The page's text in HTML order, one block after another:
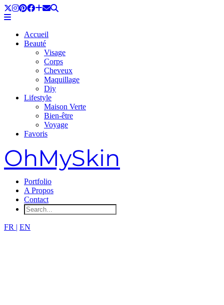
Accueil
Beauté
Visage
Corps
Cheveux
Maquillage
Diy
Lifestyle
Maison Verte
Bien-être
Voyage
Favoris
OhMySkin
Portfolio
A Propos
Contact
FR | EN